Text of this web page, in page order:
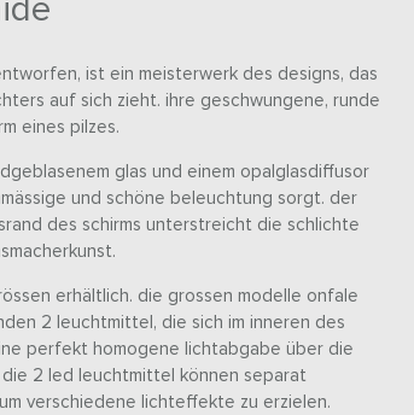
ist ein meisterwerk des designs, das
auf sich zieht. ihre geschwungene, runde
eines pilzes.
glas und einem opalglasdiffusor
und schöne beleuchtung sorgt. der
des schirms unterstreicht die schlichte
erhältlich. die grossen modelle onfale
2 leuchtmittel, die sich im inneren des
perfekt homogene lichtabgabe über die
2 led leuchtmittel können separat
verschiedene lichteffekte zu erzielen.